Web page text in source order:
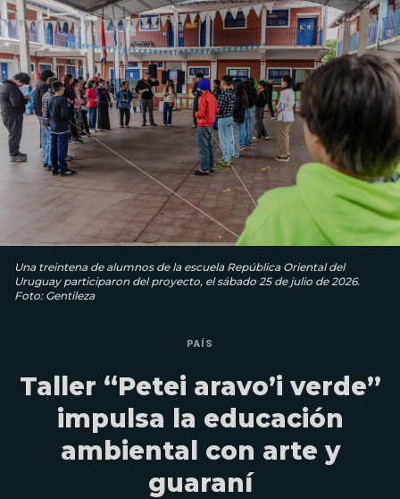
Una treintena de alumnos de la escuela República Oriental del
Uruguay participaron del proyecto, el sábado 25 de julio de 2026.
Foto: Gentileza
PAÍS
Taller “Petei aravo’i verde”
impulsa la educación
ambiental con arte y
guaraní